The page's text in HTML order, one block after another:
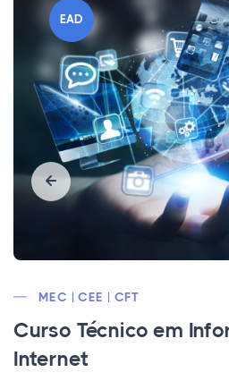
EAD
MEC | CEE | SRTE
Curso Técnico em